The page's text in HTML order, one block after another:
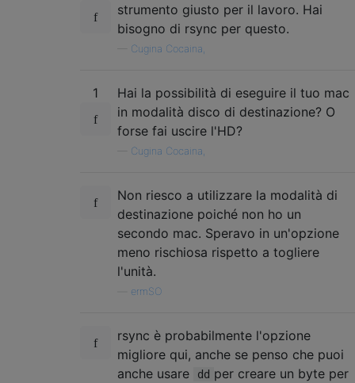
strumento giusto per il lavoro. Hai
bisogno di rsync per questo.
Cugina Cocaina,
1
Hai la possibilità di eseguire il tuo mac
in modalità disco di destinazione? O
forse fai uscire l'HD?
Cugina Cocaina,
Non riesco a utilizzare la modalità di
destinazione poiché non ho un
secondo mac. Speravo in un'opzione
meno rischiosa rispetto a togliere
l'unità.
ermSO
rsync è probabilmente l'opzione
migliore qui, anche se penso che puoi
anche usare
dd per creare un byte per